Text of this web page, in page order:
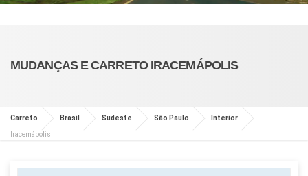
MUDANÇAS E CARRETO IRACEMÁPOLIS
Carreto Brasil Sudeste São Paulo Interior
Iracemápolis